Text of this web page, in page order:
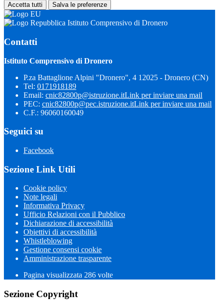
Accetta tutti Salva le preferenze
Istituto Comprensivo di Dronero
Contatti
Istituto Comprensivo di Dronero
P.za Battaglione Alpini "Dronero", 4 12025 - Dronero (CN)
Tel: 0171918189
Email: cnic82800p@istruzione.itLink per inviare una mail
PEC: cnic82800p@pec.istruzione.itLink per inviare una mail
C.F.: 96060160049
Seguici su
Facebook
Sezione Link Utili
Cookie policy
Note legali
Informativa Privacy
Ufficio Relazioni con il Pubblico
Dichiarazione di accessibilità
Obiettivi di accessibilità
Whistleblowing
Gestione consensi cookie
Amministrazione trasparente
Pagina visualizzata 286 volte
Sezione Copyright